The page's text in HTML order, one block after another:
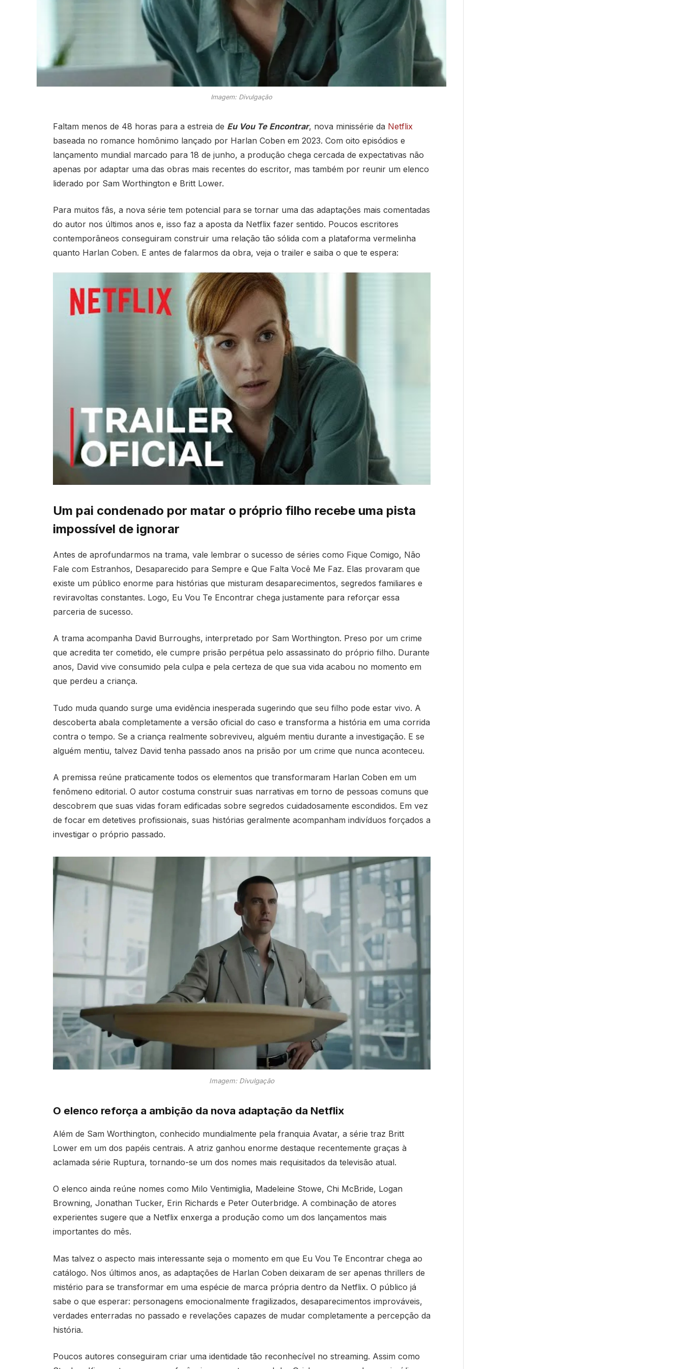
Imagem: Divulgação
Faltam menos de 48 horas para a estreia de Eu Vou Te Encontrar, nova minissérie da Netflix
baseada no romance homônimo lançado por Harlan Coben em 2023. Com oito episódios e
lançamento mundial marcado para 18 de junho, a produção chega cercada de expectativas não
apenas por adaptar uma das obras mais recentes do escritor, mas também por reunir um elenco
liderado por Sam Worthington e Britt Lower.
Para muitos fãs, a nova série tem potencial para se tornar uma das adaptações mais comentadas
do autor nos últimos anos e, isso faz a aposta da Netflix fazer sentido. Poucos escritores
contemporâneos conseguiram construir uma relação tão sólida com a plataforma vermelinha
quanto Harlan Coben. E antes de falarmos da obra, veja o trailer e saiba o que te espera:
Um pai condenado por matar o próprio filho recebe uma pista
impossível de ignorar
Antes de aprofundarmos na trama, vale lembrar o sucesso de séries como Fique Comigo, Não
Fale com Estranhos, Desaparecido para Sempre e Que Falta Você Me Faz. Elas provaram que
existe um público enorme para histórias que misturam desaparecimentos, segredos familiares e
reviravoltas constantes. Logo, Eu Vou Te Encontrar chega justamente para reforçar essa
parceria de sucesso.
A trama acompanha David Burroughs, interpretado por Sam Worthington. Preso por um crime
que acredita ter cometido, ele cumpre prisão perpétua pelo assassinato do próprio filho. Durante
anos, David vive consumido pela culpa e pela certeza de que sua vida acabou no momento em
que perdeu a criança.
Tudo muda quando surge uma evidência inesperada sugerindo que seu filho pode estar vivo. A
descoberta abala completamente a versão oficial do caso e transforma a história em uma corrida
contra o tempo. Se a criança realmente sobreviveu, alguém mentiu durante a investigação. E se
alguém mentiu, talvez David tenha passado anos na prisão por um crime que nunca aconteceu.
A premissa reúne praticamente todos os elementos que transformaram Harlan Coben em um
fenômeno editorial. O autor costuma construir suas narrativas em torno de pessoas comuns que
descobrem que suas vidas foram edificadas sobre segredos cuidadosamente escondidos. Em vez
de focar em detetives profissionais, suas histórias geralmente acompanham indivíduos forçados a
investigar o próprio passado.
Imagem: Divulgação
O elenco reforça a ambição da nova adaptação da Netflix
Além de Sam Worthington, conhecido mundialmente pela franquia Avatar, a série traz Britt
Lower em um dos papéis centrais. A atriz ganhou enorme destaque recentemente graças à
aclamada série Ruptura, tornando-se um dos nomes mais requisitados da televisão atual.
O elenco ainda reúne nomes como Milo Ventimiglia, Madeleine Stowe, Chi McBride, Logan
Browning, Jonathan Tucker, Erin Richards e Peter Outerbridge. A combinação de atores
experientes sugere que a Netflix enxerga a produção como um dos lançamentos mais
importantes do mês.
Mas talvez o aspecto mais interessante seja o momento em que Eu Vou Te Encontrar chega ao
catálogo. Nos últimos anos, as adaptações de Harlan Coben deixaram de ser apenas thrillers de
mistério para se transformar em uma espécie de marca própria dentro da Netflix. O público já
sabe o que esperar: personagens emocionalmente fragilizados, desaparecimentos improváveis,
verdades enterradas no passado e revelações capazes de mudar completamente a percepção da
história.
Poucos autores conseguiram criar uma identidade tão reconhecível no streaming. Assim como